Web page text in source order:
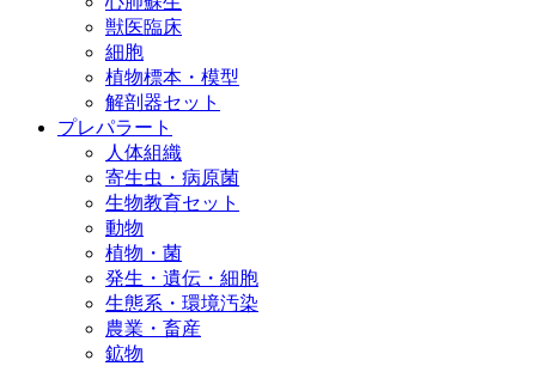
獣医臨床
細胞
植物標本・模型
解剖器セット
プレパラート
人体組織
寄生虫・病原菌
生物教育セット
動物
植物・菌
発生・遺伝・細胞
生態系・環境汚染
農業・畜産
鉱物